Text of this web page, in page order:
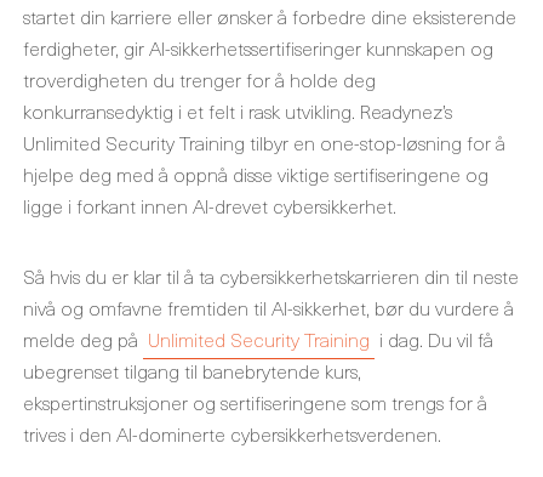
startet din karriere eller ønsker å forbedre dine eksisterende
ferdigheter, gir AI-sikkerhetssertifiseringer kunnskapen og
troverdigheten du trenger for å holde deg
konkurransedyktig i et felt i rask utvikling. Readynez’s
Unlimited Security Training tilbyr en one-stop-løsning for å
hjelpe deg med å oppnå disse viktige sertifiseringene og
ligge i forkant innen AI-drevet cybersikkerhet.
Så hvis du er klar til å ta cybersikkerhetskarrieren din til neste
nivå og omfavne fremtiden til AI-sikkerhet, bør du vurdere å
melde deg på Unlimited Security Training i dag. Du vil få
ubegrenset tilgang til banebrytende kurs,
ekspertinstruksjoner og sertifiseringene som trengs for å
trives i den AI-dominerte cybersikkerhetsverdenen.